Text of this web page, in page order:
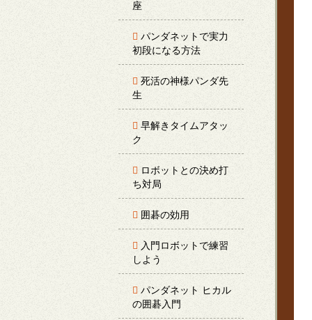
座
パンダネットで実力
初段になる方法
死活の神様パンダ先
生
早解きタイムアタッ
ク
ロボットとの決め打
ち対局
囲碁の効用
入門ロボットで練習
しよう
パンダネット ヒカル
の囲碁入門